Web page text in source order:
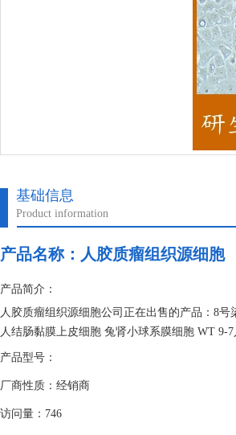
基础信息
Product information
产品名称： 人胶质瘤组织源细胞
产品简介：
人胶质瘤组织源细胞公司正在出售的产品：8
人结肠黏膜上皮细胞 兔肾小球系膜细胞 WT 9-
产品型号：
厂商性质：经销商
访问量：746